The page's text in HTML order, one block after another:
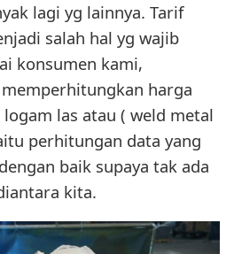
lagi yg lainnya. Tarif
salah hal yg wajib
konsumen kami,
harga
las atau ( weld metal
perhitungan data yang
baik supaya tak ada
kita.